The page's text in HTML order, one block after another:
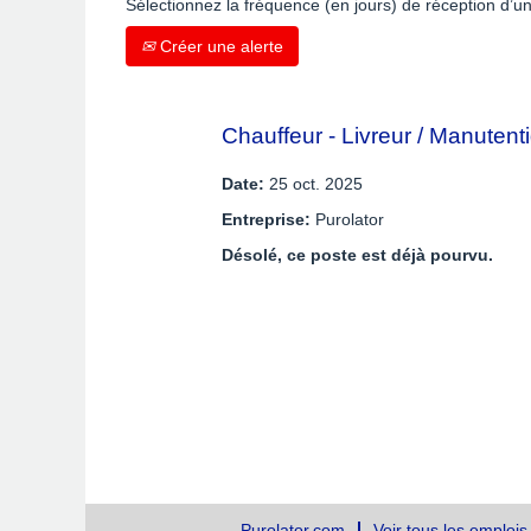
Sélectionnez la fréquence (en jours) de réception
Créer une alerte
Chauffeur - Livreur /
Date: 25 oct. 2025
Entreprise: Purolator
Désolé, ce poste est déjà pourvu.